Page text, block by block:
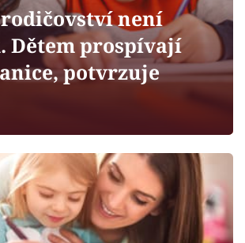
Karlovy Vary
není
Dětem prospívají
potvrzuje